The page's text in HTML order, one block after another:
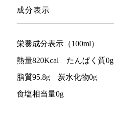
成分表示
栄養成分表示（100ml）
熱量820Kcal たんぱく質0g
脂質95.8g 炭水化物0g
食塩相当量0g